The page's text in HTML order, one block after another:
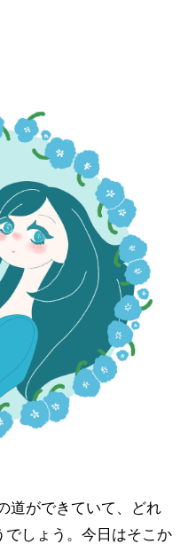
道ができていて、どれ
しょう。今日はそこか